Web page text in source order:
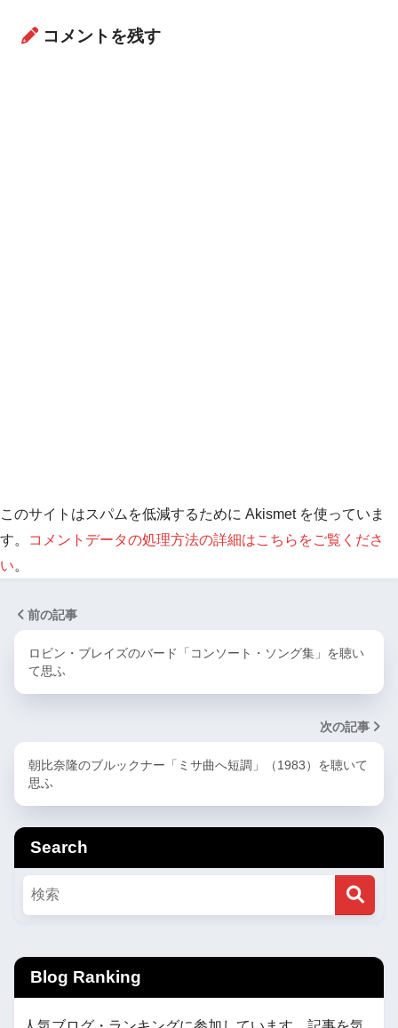
コメントを残す
このサイトはスパムを低減するために Akismet を使っていま
す。
コメントデータの処理方法の詳細はこちらをご覧くださ
い。
前の記事
ロビン・ブレイズのバード「コンソート・ソング集」を聴い
て思ふ
次の記事
朝比奈隆のブルックナー「ミサ曲へ短調」（1983）を聴いて
思ふ
Search
Blog Ranking